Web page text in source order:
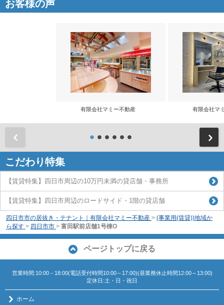
お客様の声
有限会社マミー不動産 有限会社
こだわり特集
【賃貸特集】四日市周辺の10万円未満の貸店舗・事務所
【賃貸特集】四日市周辺のロードサイド・1階の貸店舗
四日市市の居抜き・テナント｜有限会社マミー不動産 > (事業用(賃貸))地域か
ら探す > 四日市市 > 富田駅前店舗1号棟O
ページトップに戻る
営業時間:10:00－18:00(電話受付時間10:00～17:00)(昼業務休止時間12:00～13:00)
定休日:土・日・祝日
ホーム